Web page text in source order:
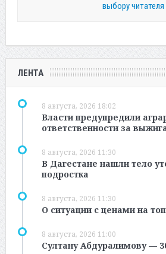
выбору читателя
ЛЕНТА
8 августа, 2026 18:02
Власти предупредили
ответственности за
8 августа, 2026 11:30
В Дагестане нашли тело
подростка
8 августа, 2026 11:30
О ситуации с ценами на
8 августа, 2026 11:00
Султану Абдуралимову —